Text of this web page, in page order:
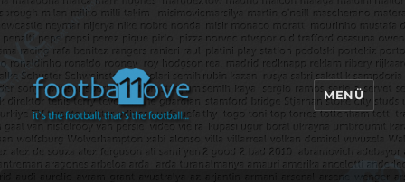
footbaLLove
MENÜ